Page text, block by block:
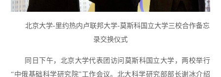
北京大学-里约热内卢联邦大学-莫斯科国立大学三校合作备忘
录交换仪式
同日下午，北京大学代表团访问莫斯科国立大学，两校举行
“中俄基础科学研究院”工作会议。北大科学研究部部长谢冰介绍